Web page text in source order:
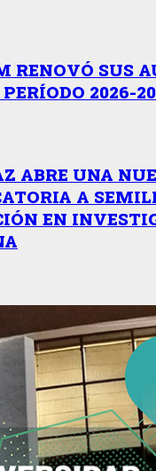
RENOVÓ SUS
2026-
ABRE UNA
A
EN